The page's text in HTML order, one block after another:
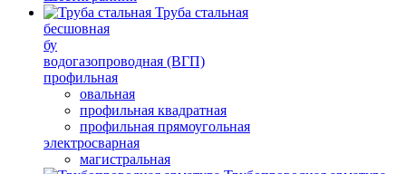
Труба стальная
бесшовная
бу
водогазопроводная (ВГП)
профильная
овальная
профильная квадратная
профильная прямоугольная
электросварная
магистральная